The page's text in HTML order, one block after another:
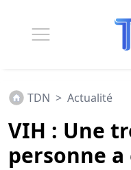
TDN > Actualité
VIH : Une
personne